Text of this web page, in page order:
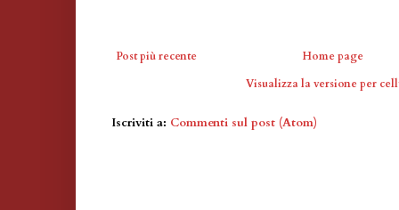
Post più recente
Home page
Visualizza la versione per
Iscriviti a: Commenti sul post (Atom)